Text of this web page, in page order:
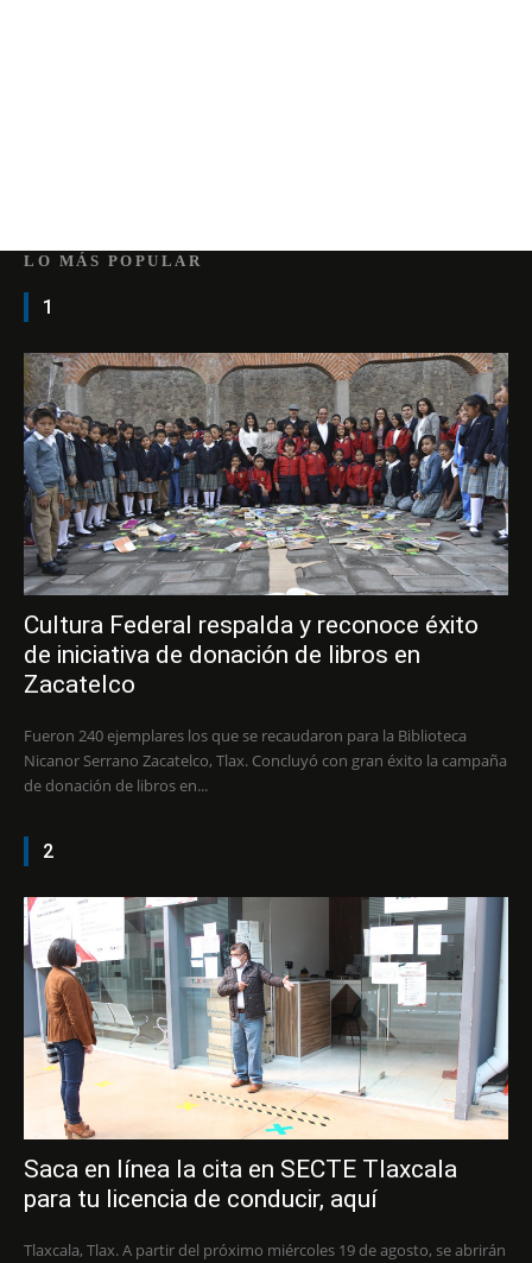
LO MÁS POPULAR
1
Cultura Federal respalda y reconoce éxito
de iniciativa de donación de libros en
Zacatelco
Fueron 240 ejemplares los que se recaudaron para la Biblioteca
Nicanor Serrano Zacatelco, Tlax. Concluyó con gran éxito la campaña
de donación de libros en...
2
Saca en línea la cita en SECTE Tlaxcala
para tu licencia de conducir, aquí
Tlaxcala, Tlax. A partir del próximo miércoles 19 de agosto, se abrirán